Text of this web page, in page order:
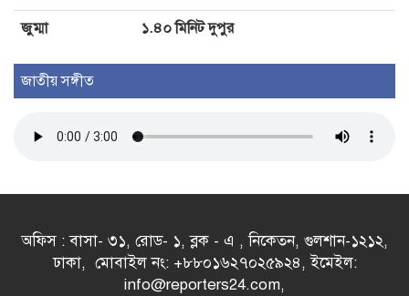
জুম্মা
১.৪০ মিনিট দুপুর
জাতীয় সঙ্গীত
অফিস : বাসা- ৩১, রোড- ১, ব্লক - এ , নিকেতন, গুলশান-১২১২,
ঢাকা, মোবাইল নং: +৮৮০১৬২৭০২৫৯২৪, ইমেইল:
info@reporters24.com,